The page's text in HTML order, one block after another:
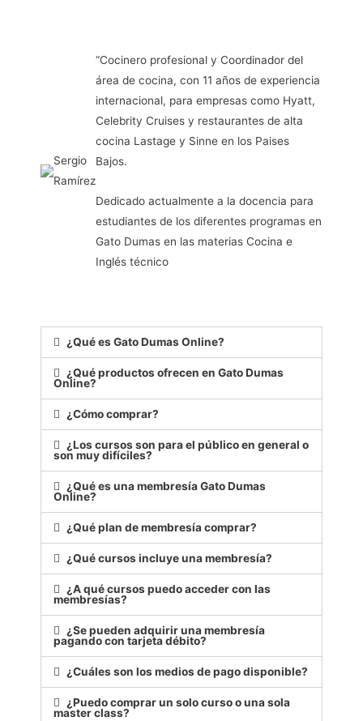
Sergio
Ramírez
“Cocinero profesional y Coordinador del
área de cocina, con 11 años de experiencia
internacional, para empresas como Hyatt,
Celebrity Cruises y restaurantes de alta
cocina Lastage y Sinne en los Paises
Bajos.
Dedicado actualmente a la docencia para
estudiantes de los diferentes programas en
Gato Dumas en las materias Cocina e
Inglés técnico
¿Qué es Gato Dumas Online?
¿Qué productos ofrecen en Gato Dumas
Online?
¿Cómo comprar?
¿Los cursos son para el público en general o
son muy difíciles?
¿Qué es una membresía Gato Dumas
Online?
¿Qué plan de membresía comprar?
¿Qué cursos incluye una membresía?
¿A qué cursos puedo acceder con las
membresías?
¿Se pueden adquirir una membresía
pagando con tarjeta débito?
¿Cuáles son los medios de pago disponible?
¿Puedo comprar un solo curso o una sola
master class?